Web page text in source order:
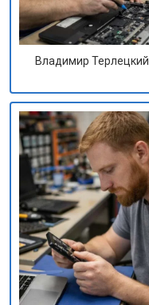
Владимир Терлецкий